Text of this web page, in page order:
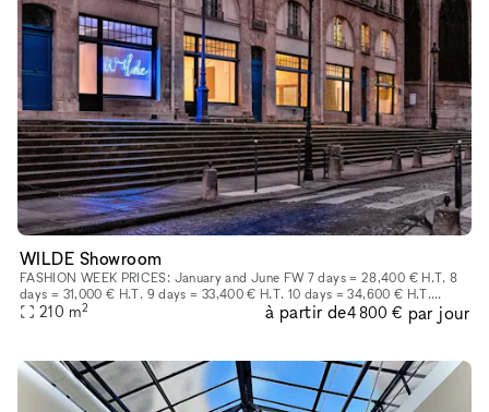
WILDE Showroom
FASHION WEEK PRICES: January and June FW 7 days = 28,400 € H.T. 8
days = 31,000 € H.T. 9 days = 33,400 € H.T. 10 days = 34,600 € H.T.
March and October FW 7 days = 25,800€HT Each more day at 3,500€H
210 m2 à partir de4 800 € par jour